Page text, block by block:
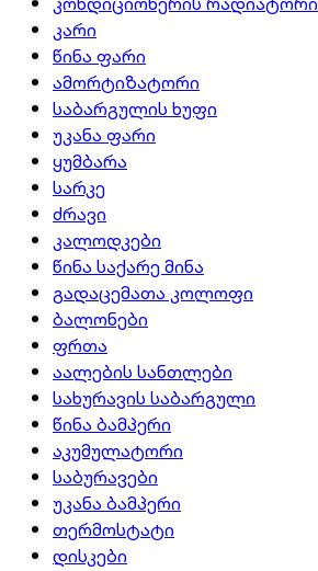
კარი
წინა ფარი
ამორტიზატორი
საბარგულის ხუფი
უკანა ფარი
ყუმბარა
სარკე
ძრავი
კალოდკები
წინა საქარე მინა
გადაცემათა კოლოფი
ბალონები
ფრთა
აალების სანთლები
სახურავის საბარგული
წინა ბამპერი
აკუმულატორი
საბურავები
უკანა ბამპერი
თერმოსტატი
დისკები